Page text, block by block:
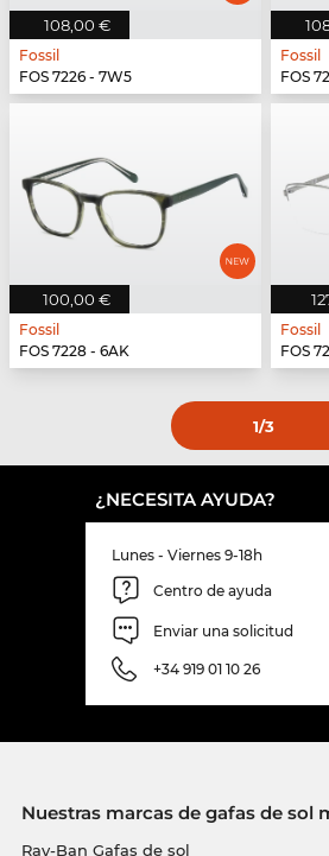
108,00 €
Fossil
FOS 7226 - 7W5
Fossil
FOS
100,00 €
Fossil
FOS 7228 - 6AK
Fossil
FOS
1/3
¿NECESITA AYUDA?
Lunes - Viernes 9-18h
Centro de ayuda
Enviar una solicitud
+34 919 01 10 26
Nuestras marcas de gafas de sol
Ray-Ban Gafas de sol